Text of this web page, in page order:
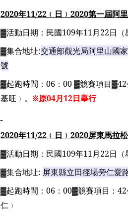
2020年11/22 ﹙日﹚ 2020第一屆阿
▓活動日期： 民國109年11月22日
▓集合地址:交通部觀光局阿里山國
號
▓起跑時間： 06 ： 00 ▓競賽項目▓42
基旺﹚。 ※原04月12日舉行
2020年11/22 ﹙日﹚ 2020屏東馬拉松
▓活動日期： 民國109年11月22日
▓集合地址: 屏東縣立田徑場旁仁愛
▓起跑時間： 06 ： 00▓競賽項目： 42
仁﹚